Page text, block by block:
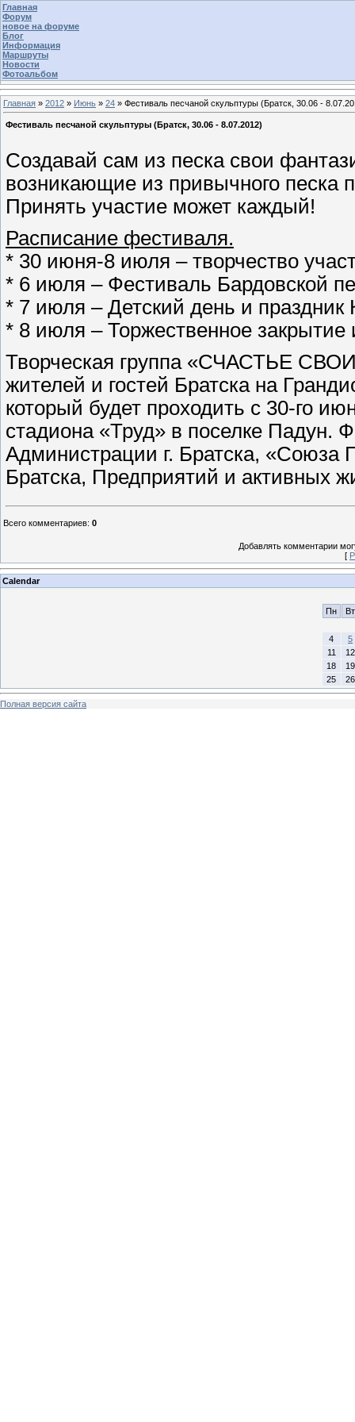
Главная
Форум
новое на форуме
Блог
Информация
Маршруты
Новости
Фотоальбом
Главная » 2012 » Июнь » 24 » Фестиваль песчаной скульптуры (Братск, 30.06 -
Фестиваль песчаной скульптуры (Братск, 30.06 - 8.07.2012)
Создавай сам из песка свои
возникающие из привычного
Принять участие может каждый!
Расписание фестиваля.
* 30 июня-8 июля – творчество
* 6 июля – Фестиваль Бардовской
* 7 июля – Детский день и праздник
* 8 июля – Торжественное
Творческая группа «СЧАСТЬЕ
жителей и гостей Братска на
который будет проходить с 30-го
стадиона «Труд» в поселке Падун.
Администрации г. Братска,
Братска, Предприятий и активных
Всего комментариев: 0
Добавлять комментарии
[
Calendar
Пн Вт
4
5
11
12
18
19
25
26
Полная версия сайта